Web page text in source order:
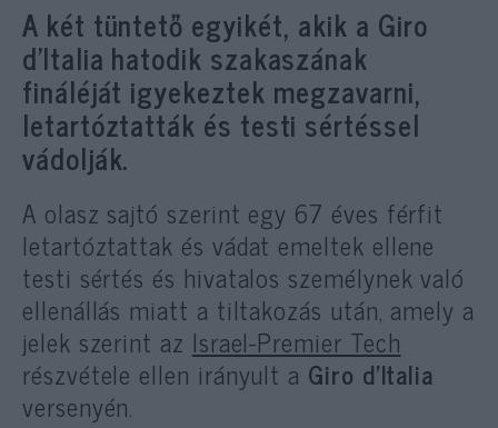
A két tüntető egyikét, akik a Giro
d’Italia hatodik szakaszának
fináléját igyekeztek megzavarni,
letartóztatták és testi sértéssel
vádolják.
A olasz sajtó szerint egy 67 éves férfit
letartóztattak és vádat emeltek ellene
testi sértés és hivatalos személynek való
ellenállás miatt a tiltakozás után, amely a
jelek szerint az Israel-Premier Tech
részvétele ellen irányult a Giro d’Italia
versenyén.